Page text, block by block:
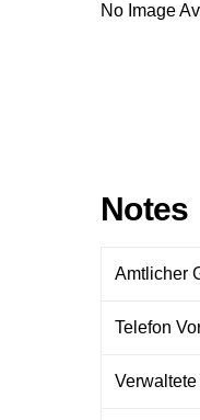
No Image
Notes
Amtlicher
Telefon